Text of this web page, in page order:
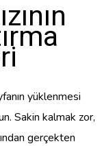
yüklenmesi
Sakin kalmak zor,
gerçekten